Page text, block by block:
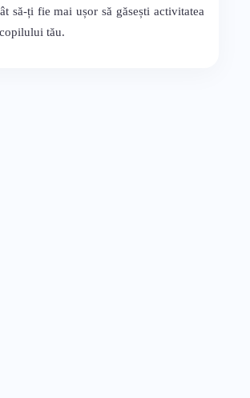
să-ți fie mai ușor să găsești activitatea
tău.